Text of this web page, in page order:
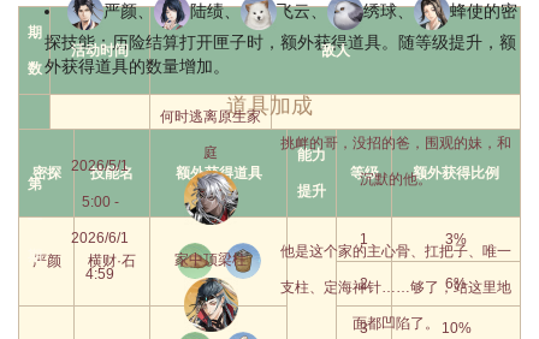
严颜、 陆绩、 飞云、 绣球、
蜂使的密
探技能：历险结算打开匣子时，额外获得道具。随等级提升，额
外获得道具的数量增加。
道具加成
密探 技能名 额外获得道具
能力
提升
等级 额外获得比例
严颜 横财·石
1 3%
2 6%
3 10%
期
数
活动时间 敌人
第
一
期
2026/5/1
5:00 -
2026/6/1
4:59
何时逃离原生家
庭
挑衅的哥，没招的爸，围观的妹，和
沉默的他。
家中顶梁柱 他是这个家的主心骨、扛把子、唯一
支柱、定海神针……够了，站这里地
面都凹陷了。